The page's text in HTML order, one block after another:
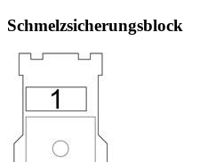
Schmelzsicherungsblock